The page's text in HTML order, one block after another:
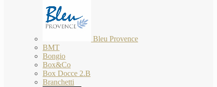
Bleu Provence
BMT
Bongio
Box&Co
Box Docce 2.B
Branchetti